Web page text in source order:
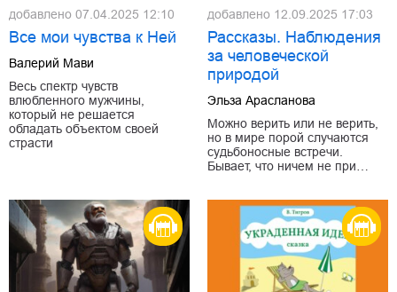
добавлено 07.04.2025 12:10
Все мои чувства к Ней
Валерий Мави
Весь спектр чувств
влюбленного мужчины,
который не решается
обладать объектом своей
страсти
добавлено 12.09.2025 17:03
Рассказы. Наблюдения
за человеческой
природой
Эльза Арасланова
Можно верить или не верить,
но в мире порой случаются
судьбоносные встречи.
Бывает, что ничем не при…